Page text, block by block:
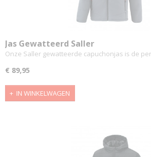
Jas Gewatteerd Saller
Onze Saller gewatteerde capuchonjas is de
€ 89,95
IN WINKELWAGEN